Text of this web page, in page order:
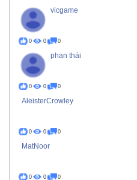
vicgame
0 0 0
phan thái
0 0 0
AleisterCrowley
0 0 0
MatNoor
0 0 0